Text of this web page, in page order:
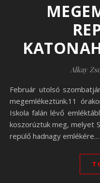
Alkay
Február utolsó szombatján két hősi halált halt pilótáról is
megemlékeztünk.11
Iskola falán lévő
koszorúztuk meg, melyet
repülő hadnagy emlékére…